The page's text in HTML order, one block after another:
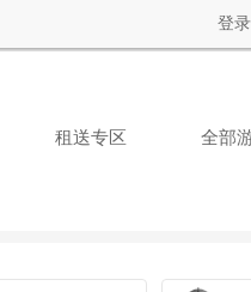
登录
租送专区 全部